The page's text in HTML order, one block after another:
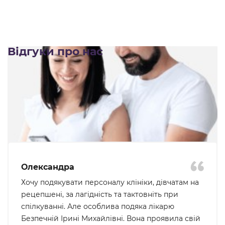
Відгуки про нас
Олександра
Хочу подякувати персоналу клініки, дівчатам на
рецепшені, за лагідність та тактовніть при
спілкуванні. Але особлива подяка лікарю
Безпечній Ірині Михайлівні. Вона проявила свій